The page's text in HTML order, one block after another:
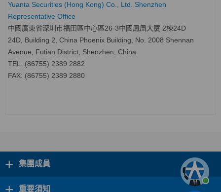
Yuanta Securities (Hong Kong) Co., Ltd. Shenzhen
Representative Office
中國廣東省深圳市福田區中心區26-3中國鳳凰大厦 2棟24D
24D, Building 2, China Phoenix Building, No. 2008 Shennan
Avenue, Futian District, Shenzhen, China
TEL: (86755) 2389 2882
FAX: (86755) 2389 2880
+ 集團成員
重要須知